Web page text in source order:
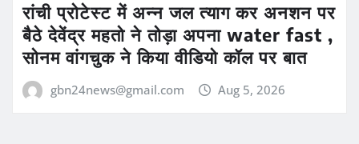
रांची प्रोटेस्ट में अन्न जल त्याग कर अनशन पर
बैठे देवेंद्र महतो ने तोड़ा अपना water fast ,
सोनम वांगचुक ने किया वीडियो कॉल पर बात
gbn24news@gmail.com Aug 5, 2026